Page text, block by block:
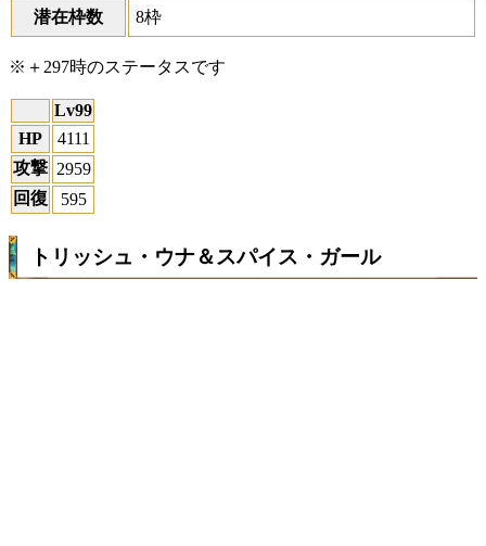
潜在枠数 8枠
※＋297時のステータスです
Lv99
HP
4111
攻撃 2959
回復
595
トリッシュ・ウナ＆スパイス・ガール